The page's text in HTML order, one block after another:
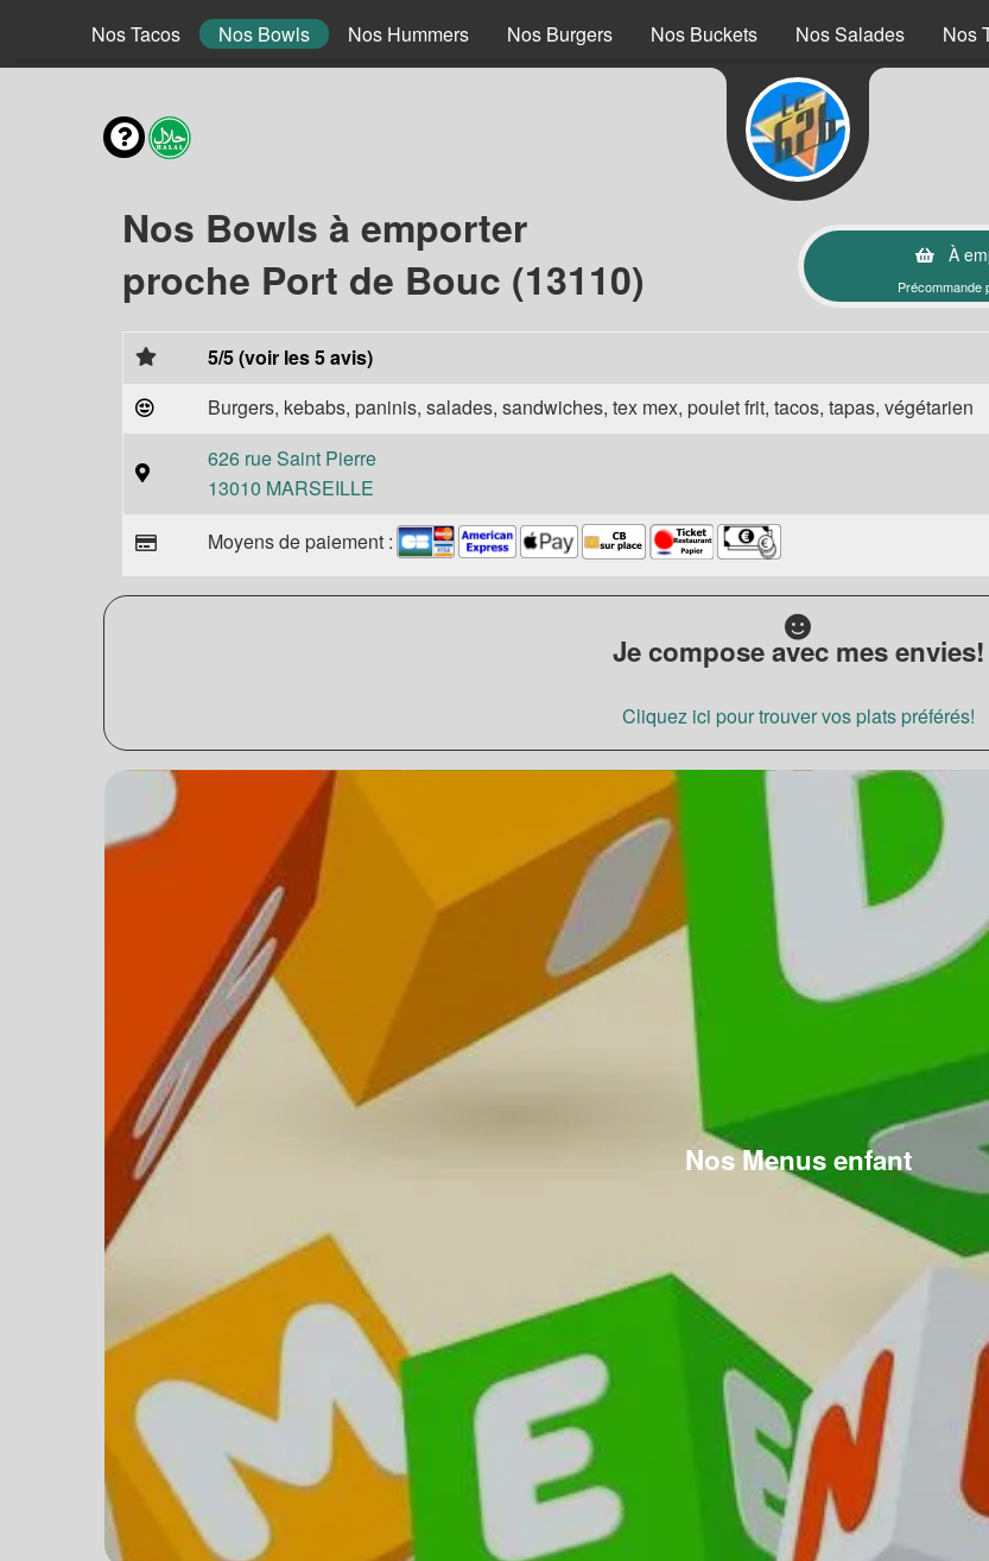
Nos Tacos Nos Bowls Nos Hummers Nos Burgers Nos Buckets Nos Salades Nos
Nos Bowls à emporter
proche Port de Bouc (13110)
À
Précommande
5/5 (voir les 5 avis)
Burgers, kebabs, paninis, salades, sandwiches, tex mex, poulet frit, tacos, tapas, végétarien
626 rue Saint Pierre
13010 MARSEILLE
Moyens de paiement :
Je compose avec mes envies!
Cliquez ici pour trouver vos plats préférés!
Nos Menus enfant